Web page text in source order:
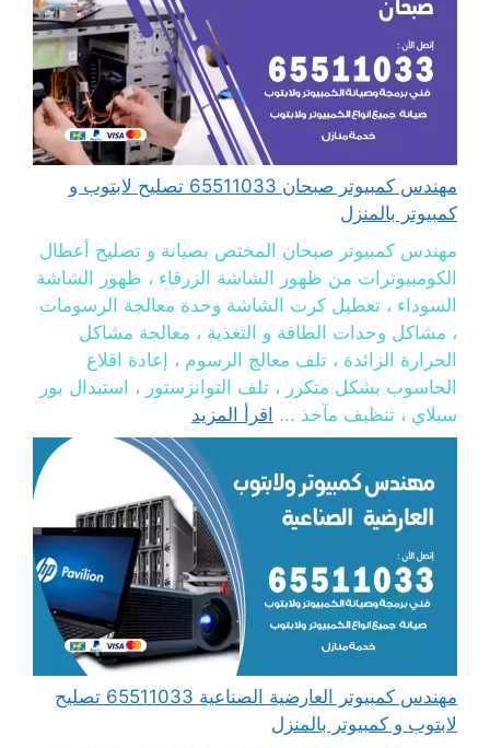
مهندس كمبيوتر صبحان 65511033 تصليح لابتوب و
كمبيوتر بالمنزل
مهندس كمبيوتر صبحان المختص بصيانة و تصليح أعطال
الكومبيوترات من ظهور الشاشة الزرقاء ، ظهور الشاشة
السوداء ، تعطيل كرت الشاشة وحدة معالجة الرسومات
، مشاكل وحدات الطاقة و التغذية ، معالجة مشاكل
الحرارة الزائدة ، تلف معالج الرسوم ، إعادة اقلاع
الحاسوب بشكل متكرر ، تلف التوانزستور ، استبدال بور
سبلاي ، تنظيف مآخذ ... اقرأ المزيد
مهندس كمبيوتر العارضية الصناعية 65511033 تصليح
لابتوب و كمبيوتر بالمنزل